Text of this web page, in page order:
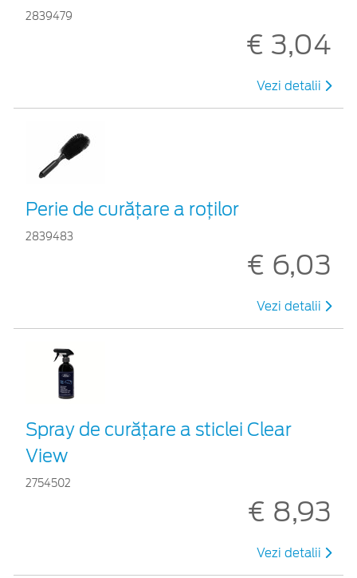
2839479
€ 3,04
Vezi detalii
Perie de curățare a roților
2839483
€ 6,03
Vezi detalii
Spray de curățare a sticlei Clear
View
2754502
€ 8,93
Vezi detalii